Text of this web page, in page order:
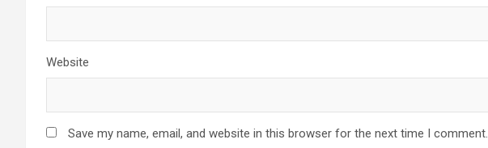
Website
Save my name, email, and website in this browser for the next time I comment.